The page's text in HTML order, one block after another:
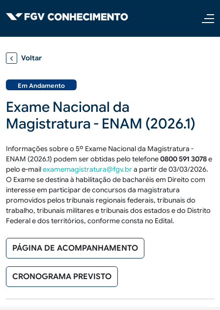
Voltar
Em Andamento
Exame Nacional da
Magistratura - ENAM (2026.1)
Informações sobre o 5º Exame Nacional da Magistratura -
ENAM (2026.1) podem ser obtidas pelo telefone0800 591 3078e
pelo e-mailexamemagistratura@fgv.bra partir de 03/03/2026.
O Exame se destina à habilitação de bacharéis em Direito com
interesse em participar de concursos da magistratura
promovidos pelos tribunais regionais federais, tribunais do
trabalho, tribunais militares e tribunais dos estados e do Distrito
Federal e dos territórios, conforme consta no Edital.
PÁGINA DE ACOMPANHAMENTO
CRONOGRAMA PREVISTO